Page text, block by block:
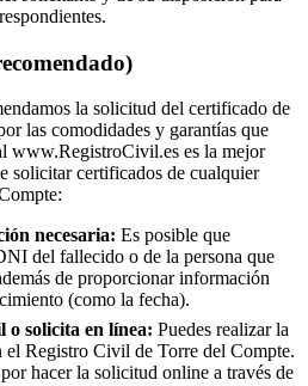
la solicitud del certificado de
las comodidades y garantías que
www.RegistroCivil.es es la mejor
solicitar certificados de cualquier
:
necesaria: Es posible que
del fallecido o de la persona que
de proporcionar información
(como la fecha).
o solicita en línea: Puedes realizar la
el Registro Civil de Torre del Compte.
hacer la solicitud online a través de